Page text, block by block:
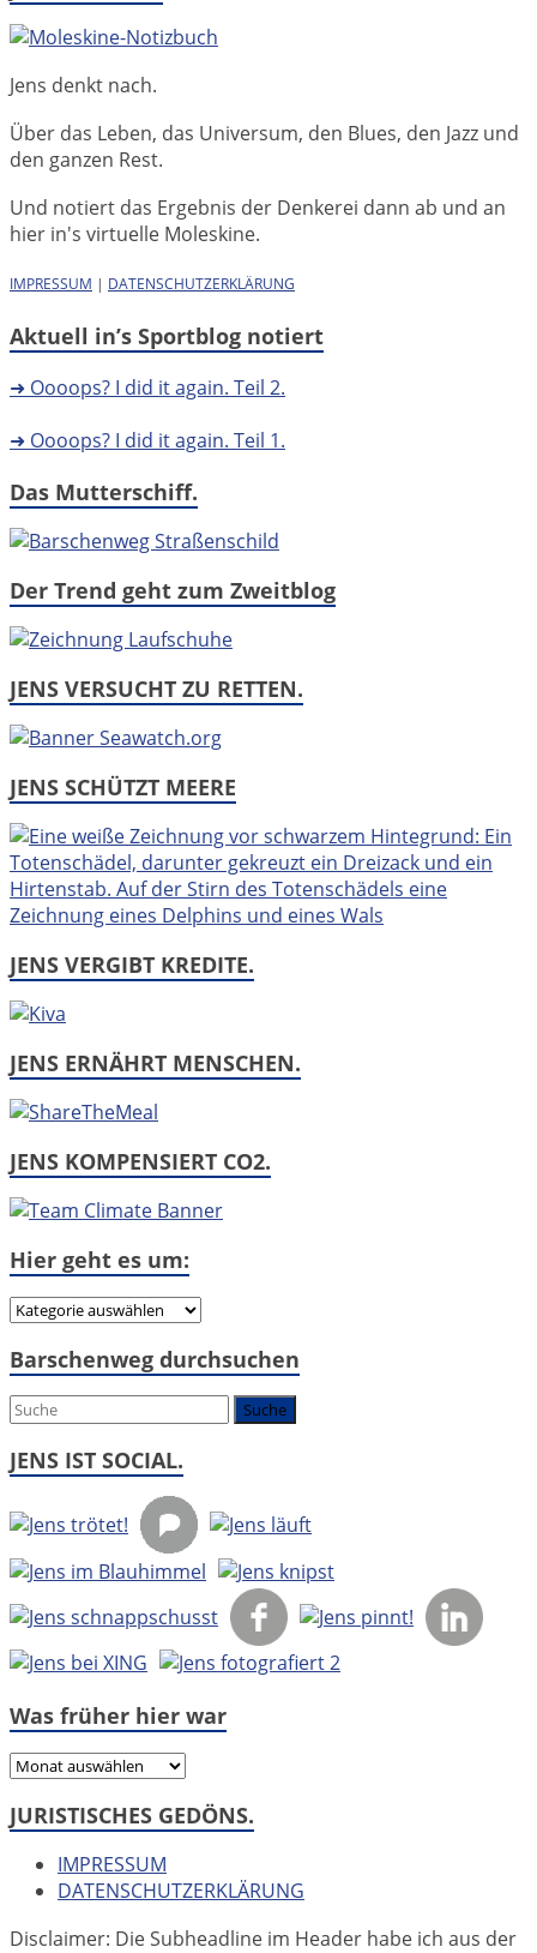
Jens denkt nach.
Über das Leben, das Universum, den Blues, den Jazz und
den ganzen Rest.
Und notiert das Ergebnis der Denkerei dann ab und an
hier in's virtuelle Moleskine.
IMPRESSUM | DATENSCHUTZERKLÄRUNG
Aktuell in’s Sportblog notiert
➜ Oooops? I did it again. Teil 2.
➜ Oooops? I did it again. Teil 1.
Das Mutterschiff.
Der Trend geht zum Zweitblog
JENS VERSUCHT ZU RETTEN.
JENS SCHÜTZT MEERE
JENS VERGIBT KREDITE.
JENS ERNÄHRT MENSCHEN.
JENS KOMPENSIERT CO2.
Hier geht es um:
Hier
es
Barschenweg durchsuchen
JENS IST SOCIAL.
Was früher hier war
Was
hier
JURISTISCHES GEDÖNS.
IMPRESSUM
DATENSCHUTZERKLÄRUNG
Disclaimer: Die Subheadline im Header habe ich aus der